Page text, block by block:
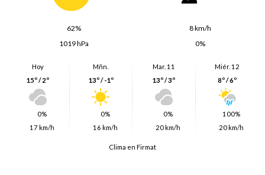
62%
8 km/h
1019 hPa
0%
Hoy
15º / 2º
0%
17 km/h
Mñn.
13º / -1º
0%
16 km/h
Mar. 11
13º / 3º
0%
20 km/h
Miér. 12
8º / 6º
100%
20 km/h
Clima en Firmat